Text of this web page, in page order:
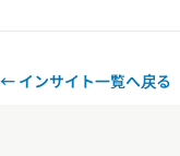
← インサイト一覧へ戻る